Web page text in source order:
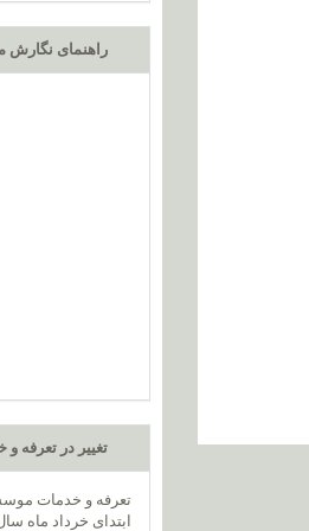
راهنمای نگارش
تغییر در تعرفه
تعرفه و خدمات
ابتدای خرداد ماه